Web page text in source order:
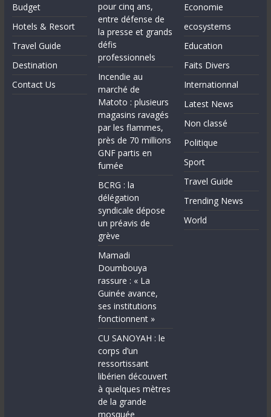
Budget
Hotels & Resort
Travel Guide
Destination
Contact Us
pour cinq ans,
entre défense de
la presse et grands
défis
professionnels
Incendie au
marché de
Matoto : plusieurs
magasins ravagés
par les flammes,
près de 70 millions
GNF partis en
fumée
BCRG : la
délégation
syndicale dépose
un préavis de
grève
Mamadi
Doumbouya
rassure : « La
Guinée avance,
ses institutions
fonctionnent »
CU SANOYAH : le
corps d’un
ressortissant
libérien découvert
à quelques mètres
de la grande
mosquée
Economie
ecosystems
Education
Faits Divers
Internationnal
Latest News
Non classé
Politique
Sport
Travel Guide
Trending News
World